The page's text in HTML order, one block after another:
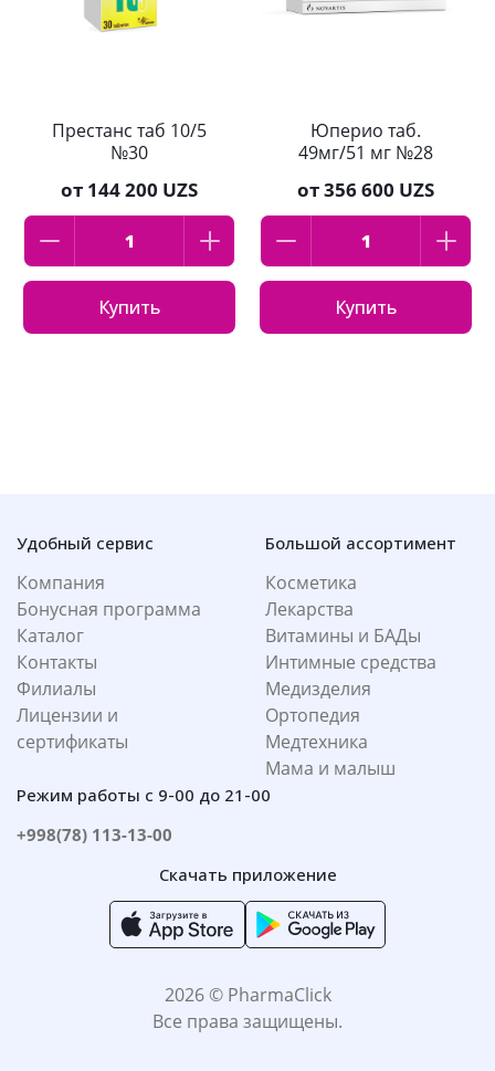
Престанс таб 10/5
№30
от 144 200 UZS
Купить
Юперио таб.
49мг/51 мг №28
от356 600 UZS
Купить
Удобный сервис
Компания
Бонусная программа
Каталог
Контакты
Филиалы
Лицензии и
сертификаты
Большой ассортимент
Косметика
Лекарства
Витамины и БАДы
Интимные средства
Медизделия
Ортопедия
Медтехника
Мама и малыш
Режим работы с 9-00 до 21-00
+998(78) 113-13-00
Скачать приложение
2026 © PharmaClick
Все права защищены.